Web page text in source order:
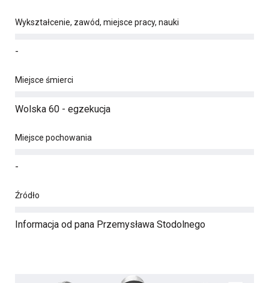
Wykształcenie, zawód, miejsce pracy, nauki
-
Miejsce śmierci
Wolska 60 - egzekucja
Miejsce pochowania
-
Źródło
Informacja od pana Przemysława Stodolnego